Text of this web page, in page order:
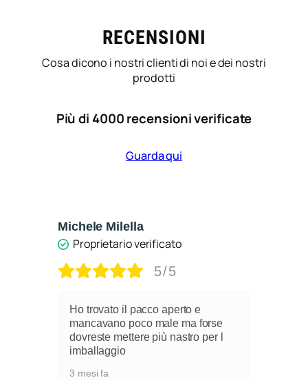
RECENSIONI
Cosa dicono i nostri clienti di noi e dei nostri
prodotti
Più di 4000 recensioni verificate
Guarda qui
Michele Milella
Proprietario verificato
5/5
Ho trovato il pacco aperto e
mancavano poco male ma forse
dovreste mettere più nastro per l
imballaggio
3 mesi fa